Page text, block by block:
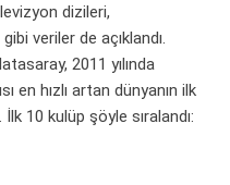
dizileri,
veriler de açıklandı.
2011 yılında
en hızlı artan dünyanın ilk
10 kulüp şöyle sıralandı: